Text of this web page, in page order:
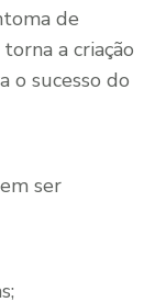
de
a criação
o sucesso do
ser